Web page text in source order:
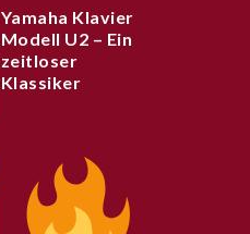
Yamaha Klavier
Modell U2 – Ein
zeitloser
Klassiker